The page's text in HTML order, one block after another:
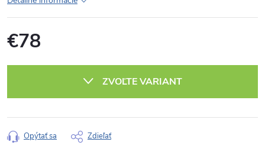
€78
ZVOĽTE VARIANT
Opýtať sa Zdieľať